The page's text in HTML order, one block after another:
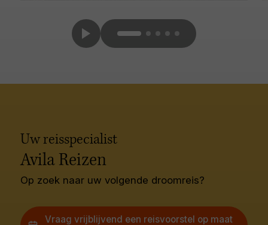
Uw reisspecialist
Avila Reizen
Op zoek naar uw volgende droomreis?
Vraag vrijblijvend een reisvoorstel op maat